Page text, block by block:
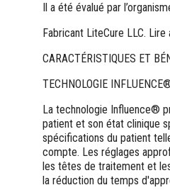
Il a été évalué par
Fabricant LiteCure LLC.
CARACTÉRISTIQUES ET
TECHNOLOGIE
La technologie Influence®
patient et son état clinique
spécifications du patient
compte. Les réglages
les têtes de traitement et
la réduction du temps